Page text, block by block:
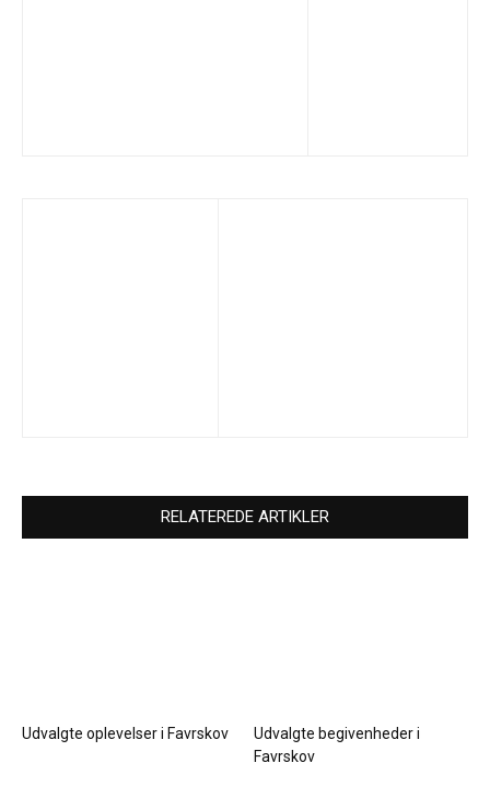
RELATEREDE ARTIKLER
Udvalgte oplevelser i Favrskov
Udvalgte begivenheder i
Favrskov